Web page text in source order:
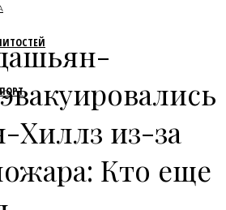
Хиллз из-за
Кто еще